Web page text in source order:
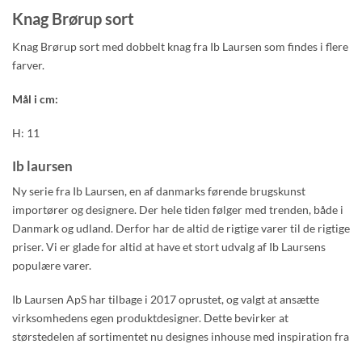
Knag Brørup sort
Knag Brørup sort med dobbelt knag fra Ib Laursen som findes i flere
farver.
Mål i cm:
H: 11
Ib laursen
Ny seriefra Ib Laursen, en af danmarks førende brugskunst
importører og designere. Der hele tiden følger med trenden, både i
Danmark og udland. Derfor har de altid de rigtige varer til de rigtige
priser. Vi er glade for altid at have et stort udvalg af Ib Laursens
populære varer.
Ib Laursen ApS har tilbage i 2017 oprustet, og valgt at ansætte
virksomhedens egen produktdesigner. Dette bevirker at
størstedelen af sortimentet nu designes inhouse med inspiration fra